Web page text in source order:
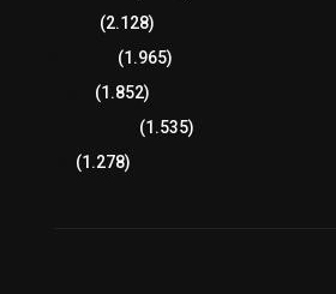
(2.128)
(1.965)
(1.852)
(1.535)
(1.278)